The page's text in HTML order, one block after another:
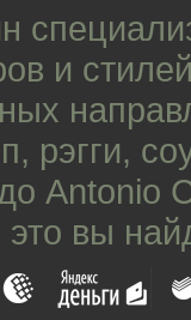
и
, рэгги,
Antonio
это вы